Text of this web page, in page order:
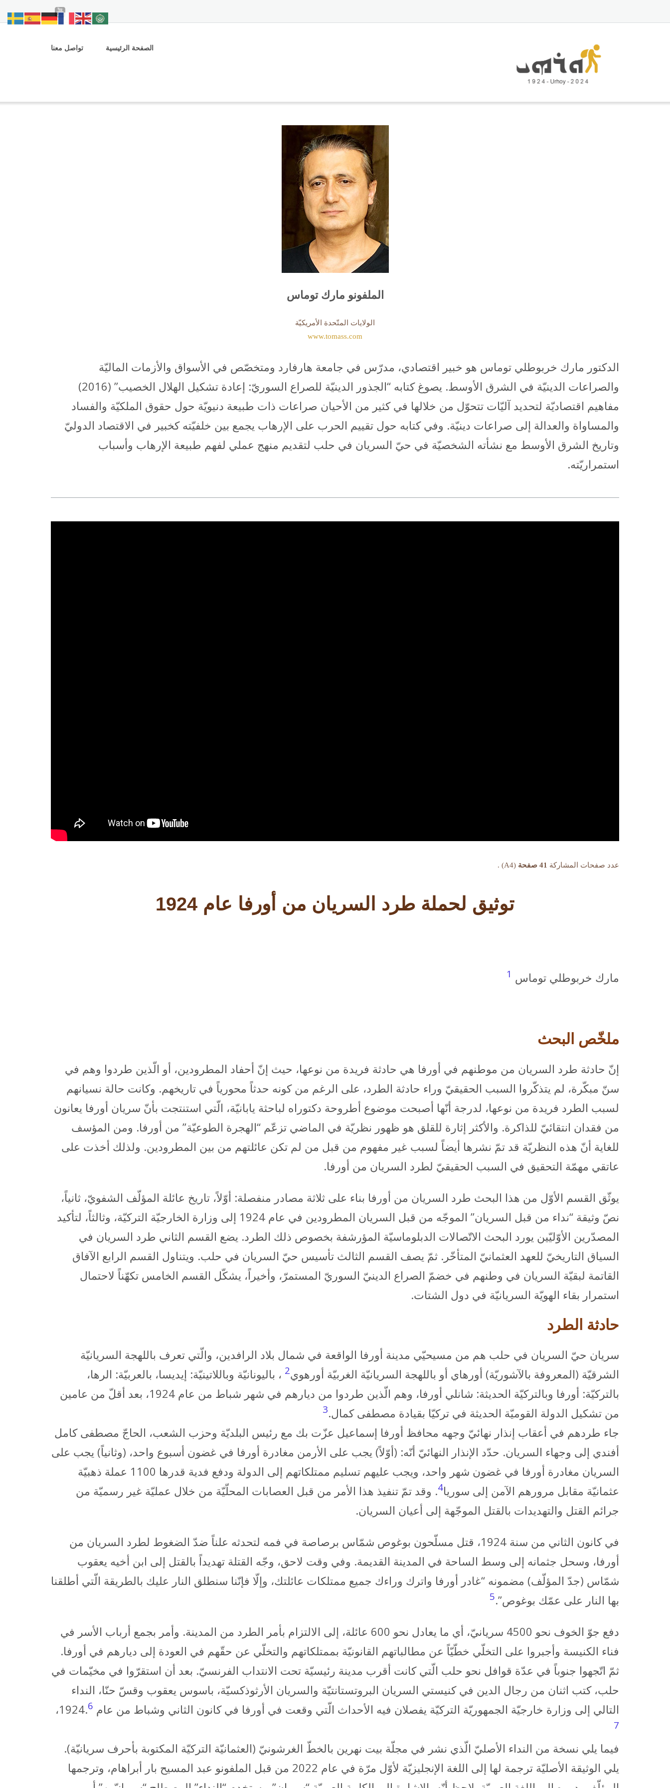
الصفحة الرئيسية تواصل معنا
الملفونو مارك توماس
الولايات المتّحدة الأمريكيّة
www.tomass.com
الدكتور مارك خربوطلي توماس هو خبير اقتصادي، مدرّس في جامعة هارفارد ومتخصّص في الأسواق والأزمات الماليّة
والصراعات الدينيّة في الشرق الأوسط. يصوغ كتابه “الجذور الدينيّة للصراع السوريّ: إعادة تشكيل الهلال الخصيب” (2016)
مفاهيم اقتصاديّة لتحديد آليّات تتحوّل من خلالها في كثير من الأحيان صراعات ذات طبيعة دنيويّة حول حقوق الملكيّة والفساد
والمساواة والعدالة إلى صراعات دينيّة. وفي كتابه حول تقييم الحرب على الإرهاب يجمع بين خلفيّته كخبير في الاقتصاد الدوليّ
وتاريخ الشرق الأوسط مع نشأته الشخصيّة في حيّ السريان في حلب لتقديم منهج عملي لفهم طبيعة الإرهاب وأسباب
استمراريّته.
عدد صفحات المشاركة 41 صفحة (A4) .
توثيق لحملة طرد السريان من أورفا عام 1924
مارك خربوطلي توماس 1
ملخّص البحث
إنّ حادثة طرد السريان من موطنهم في أورفا هي حادثة فريدة من نوعها، حيث إنّ أحفاد المطرودين، أو الّذين طردوا وهم في
سنّ مبكّرة، لم يتذكّروا السبب الحقيقيّ وراء حادثة الطرد، على الرغم من كونه حدثاً محورياً في تاريخهم. وكانت حالة نسيانهم
لسبب الطرد فريدة من نوعها، لدرجة أنّها أصبحت موضوع أطروحة دكتوراه لباحثة يابانيّة، الّتي استنتجت بأنّ سريان أورفا يعانون
من فقدان انتقائيّ للذاكرة. والأكثر إثارة للقلق هو ظهور نظريّة في الماضي تزعّم “الهجرة الطوعيّة” من أورفا. ومن المؤسف
للغاية أنّ هذه النظريّة قد تمّ نشرها أيضاً لسبب غير مفهوم من قبل من لم تكن عائلتهم من بين المطرودين. ولذلك أخذت على
عاتقي مهمّة التحقيق في السبب الحقيقيّ لطرد السريان من أورفا.
يوثّق القسم الأوّل من هذا البحث طرد السريان من أورفا بناء على ثلاثة مصادر منفصلة: أوّلاً، تاريخ عائلة المؤلّف الشفويّ، ثانياً،
نصّ وثيقة “نداء من قبل السريان” الموجّه من قبل السريان المطرودين في عام 1924 إلى وزارة الخارجيّة التركيّة، وثالثاً، لتأكيد
المصدّرين الأوّليّين يورد البحث الاتّصالات الدبلوماسيّة المؤرشفة بخصوص ذلك الطرد. يضع القسم الثاني طرد السريان في
السياق التاريخيّ للعهد العثمانيّ المتأخّر. ثمّ يصف القسم الثالث تأسيس حيّ السريان في حلب. ويتناول القسم الرابع الآفاق
القاتمة لبقيّة السريان في وطنهم في خضمّ الصراع الدينيّ السوريّ المستمرّ، وأخيراً، يشكّل القسم الخامس تكهّناً لاحتمال
استمرار بقاء الهويّة السريانيّة في دول الشتات.
حادثة الطرد
سريان حيّ السريان في حلب هم من مسيحيّي مدينة أورفا الواقعة في شمال بلاد الرافدين، والّتي تعرف باللهجة السريانيّة
الشرقيّة (المعروفة بالآشوريّة) أورهاي أو باللهجة السريانيّة الغربيّة أورهوي2 ، باليونانيّة وباللاتينيّة: إيديسا، بالعربيّة: الرها،
بالتركيّة: أورفا وبالتركيّة الحديثة: شانلي أورفا، وهم الّذين طردوا من ديارهم في شهر شباط من عام 1924، بعد أقلّ من عامين
من تشكيل الدولة القوميّة الحديثة في تركيّا بقيادة مصطفى كمال.3
جاء طردهم في أعقاب إنذار نهائيّ وجهه محافظ أورفا إسماعيل عزّت بك مع رئيس البلديّة وحزب الشعب، الحاجّ مصطفى كامل
أفندي إلى وجهاء السريان. حدّد الإنذار النهائيّ أنّه: (أوّلاً) يجب على الأرمن مغادرة أورفا في غضون أسبوع واحد، (وثانياً) يجب على
السريان مغادرة أورفا في غضون شهر واحد، ويجب عليهم تسليم ممتلكاتهم إلى الدولة ودفع فدية قدرها 1100 عملة ذهبيّة
عثمانيّة مقابل مرورهم الآمن إلى سوريا4. وقد تمّ تنفيذ هذا الأمر من قبل العصابات المحلّيّة من خلال عمليّة غير رسميّة من
جرائم القتل والتهديدات بالقتل الموجّهة إلى أعيان السريان.
في كانون الثاني من سنة 1924، قتل مسلّحون بوغوص شمّاس برصاصة في فمه لتحدثه علناً ضدّ الضغوط لطرد السريان من
أورفا، وسحل جثمانه إلى وسط الساحة في المدينة القديمة. وفي وقت لاحق، وجّه القتلة تهديداً بالقتل إلى ابن أخيه يعقوب
شمّاس (جدّ المؤلّف) مضمونه “غادر أورفا واترك وراءك جميع ممتلكات عائلتك، وإلّا فإنّنا سنطلق النار عليك بالطريقة الّتي أطلقنا
بها النار على عمّك بوغوص”.5
دفع جوّ الخوف نحو 4500 سريانيّ، أي ما يعادل نحو 600 عائلة، إلى الالتزام بأمر الطرد من المدينة. وأمر بجمع أرباب الأسر في
فناء الكنيسة وأجبروا على التخلّي خطّيّاً عن مطالباتهم القانونيّة بممتلكاتهم والتخلّي عن حقّهم في العودة إلى ديارهم في أورفا.
ثمّ اتّجهوا جنوباً في عدّة قوافل نحو حلب الّتي كانت أقرب مدينة رئيسيّة تحت الانتداب الفرنسيّ. بعد أن استقرّوا في مخيّمات في
حلب، كتب اثنان من رجال الدين في كنيستي السريان البروتستانتيّة والسريان الأرثوذكسيّة، باسوس يعقوب وقسّ حنّا، النداء
التالي إلى وزارة خارجيّة الجمهوريّة التركيّة يفصلان فيه الأحداث الّتي وقعت في أورفا في كانون الثاني وشباط من عام 1924. 6 ،
7
فيما يلي نسخة من النداء الأصليّ الّذي نشر في مجلّة بيت نهرين بالخطّ الغرشونيّ (العثمانيّة التركيّة المكتوبة بأحرف سريانيّة).
يلي الوثيقة الأصليّة ترجمة لها إلى اللغة الإنجليزيّة لأوّل مرّة في عام 2022 من قبل الملفونو عبد المسيح بار أبراهام، وترجمها